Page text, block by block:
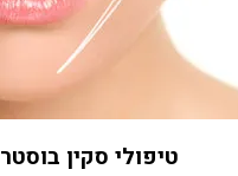
טיפולי סקין בוסטר